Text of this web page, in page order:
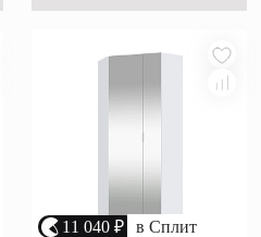
11 040 ₽ в Сплит